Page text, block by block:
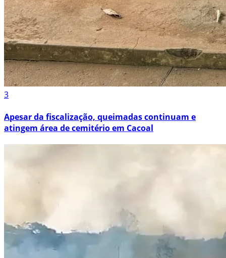
3
Apesar da fiscalização, queimadas continuam e
atingem área de cemitério em Cacoal